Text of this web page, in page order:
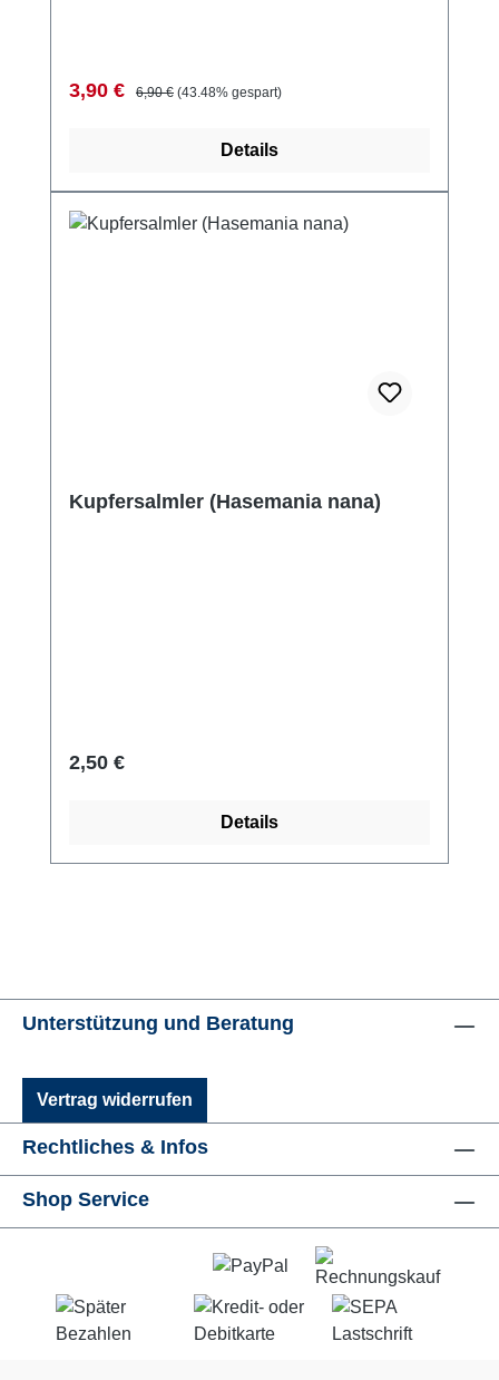
Verkaufspreis:
3,90 € Regulärer Preis:
6,90 € (43.48% gespart)
Details
Kupfersalmler (Hasemania nana)
Regulärer Preis:
2,50 €
Details
Unterstützung und Beratung
Vertrag widerrufen
Rechtliches & Infos
Shop Service